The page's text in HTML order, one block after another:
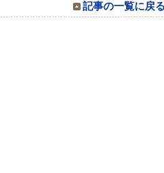
記事の一覧に戻